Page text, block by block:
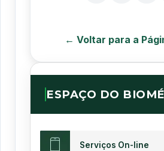
← Voltar para a
ESPAÇO DO
Serviços On-line